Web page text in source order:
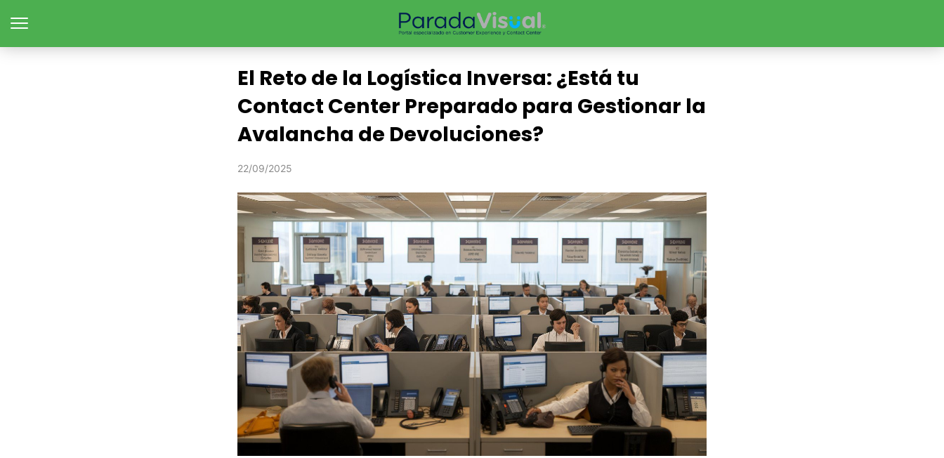
El Reto de la Logística Inversa: ¿Está tu
Contact Center Preparado para Gestionar la
Avalancha de Devoluciones?
22/09/2025